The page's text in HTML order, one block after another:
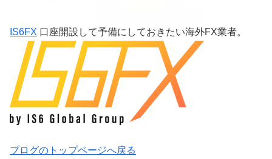
IS6FX 口座開設して予備にしておきたい海外FX業者。
ブログのトップページへ戻る